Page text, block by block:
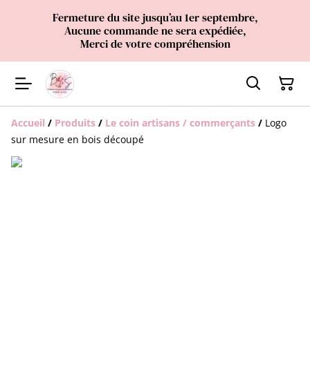
Fermeture du site jusqu’au 1er septembre,
Aucune commande ne sera expédiée,
Merci de votre compréhension
Accueil / Produits / Le coin artisans / commerçants / Logo
sur mesure en bois découpé